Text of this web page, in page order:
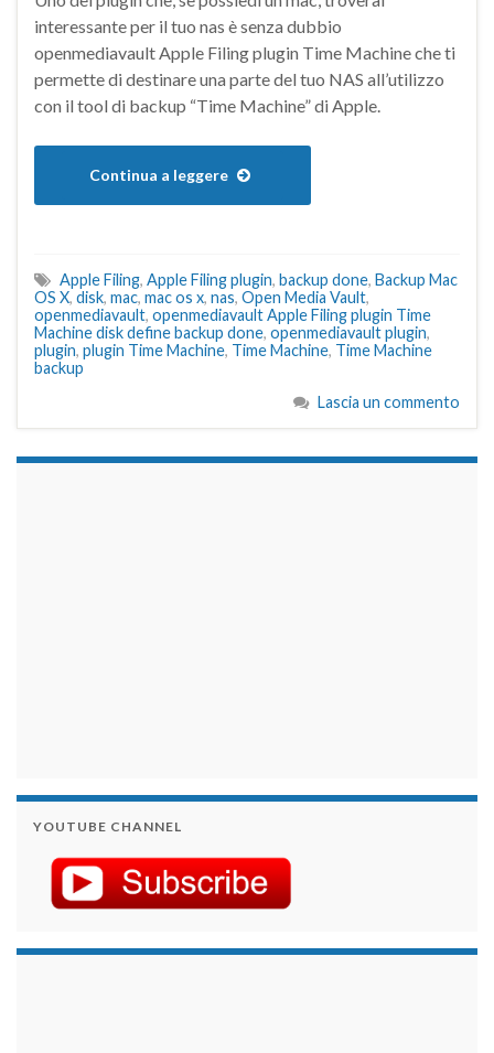
interessante per il tuo nas è senza dubbio
openmediavault Apple Filing plugin Time Machine che ti
permette di destinare una parte del tuo NAS all’utilizzo
con il tool di backup “Time Machine” di Apple.
Continua a leggere
Apple Filing, Apple Filing plugin, backup done, Backup Mac
OS X, disk, mac, mac os x, nas, Open Media Vault,
openmediavault, openmediavault Apple Filing plugin Time
Machine disk define backup done, openmediavault plugin,
plugin, plugin Time Machine, Time Machine, Time Machine
backup
Lascia un commento
YOUTUBE CHANNEL